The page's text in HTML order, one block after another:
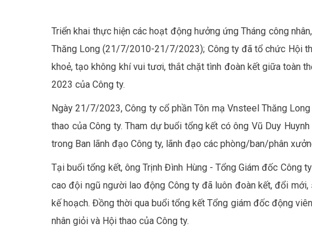
Triển khai thực hiện các hoạt động hưởng ứng Tháng công
Thăng Long (21/7/2010-21/7/2023); Công ty đã tổ chức Hội
khoẻ, tạo không khí vui tươi, thắt chặt tình đoàn kết giữa toàn
2023 của Công ty.
Ngày 21/7/2023, Công ty cổ phần Tôn mạ Vnsteel Thăng
thao của Công ty. Tham dự buổi tổng kết có ông Vũ Duy
trong Ban lãnh đạo Công ty, lãnh đạo các phòng/ban/phân
Tại buổi tổng kết, ông Trịnh Đình Hùng - Tổng Giám đốc Công
cao đội ngũ người lao động Công ty đã luôn đoàn kết, đổi
kế hoạch. Đồng thời qua buổi tổng kết Tổng giám đốc động
nhân giỏi và Hội thao của Công ty.